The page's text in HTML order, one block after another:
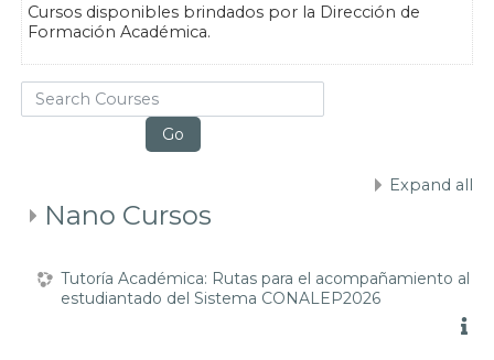
Cursos disponibles brindados por la Dirección de
Formación Académica.
Go
Expand all
Nano Cursos
Tutoría Académica: Rutas para el acompañamiento al
estudiantado del Sistema CONALEP2026